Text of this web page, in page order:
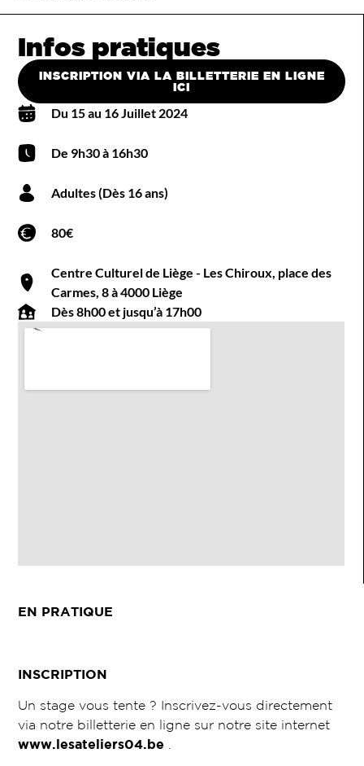
Infos pratiques
INSCRIPTION VIA LA BILLETTERIE EN LIGNE
ICI
Du 15 au 16 Juillet 2024
De 9h30 à 16h30
Adultes (Dès 16 ans)
80€
Centre Culturel de Liège - Les Chiroux, place des
Carmes, 8 à 4000 Liège
Dès 8h00 et jusqu’à 17h00
EN PRATIQUE
INSCRIPTION
Un stage vous tente ? Inscrivez-vous directement
via notre billetterie en ligne sur notre site internet
www.lesateliers04.be